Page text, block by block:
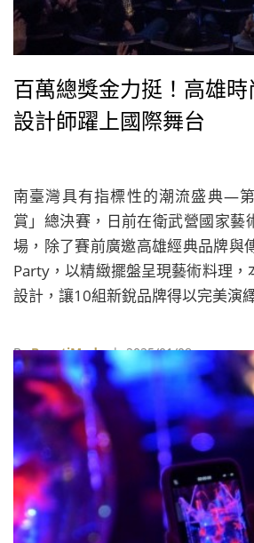
百萬總獎金力挺！高雄
設計師躍上國際舞台
南臺灣具有指標性的潮流盛典—
賞」總決賽，日前在衛武營國家藝
場，除了賽前廣邀高雄經典品牌與
Party，以精緻擺盤呈現藝術料理，
設計，讓10組新銳品牌得以完美演
ByBeautiMode| 2025/01/08